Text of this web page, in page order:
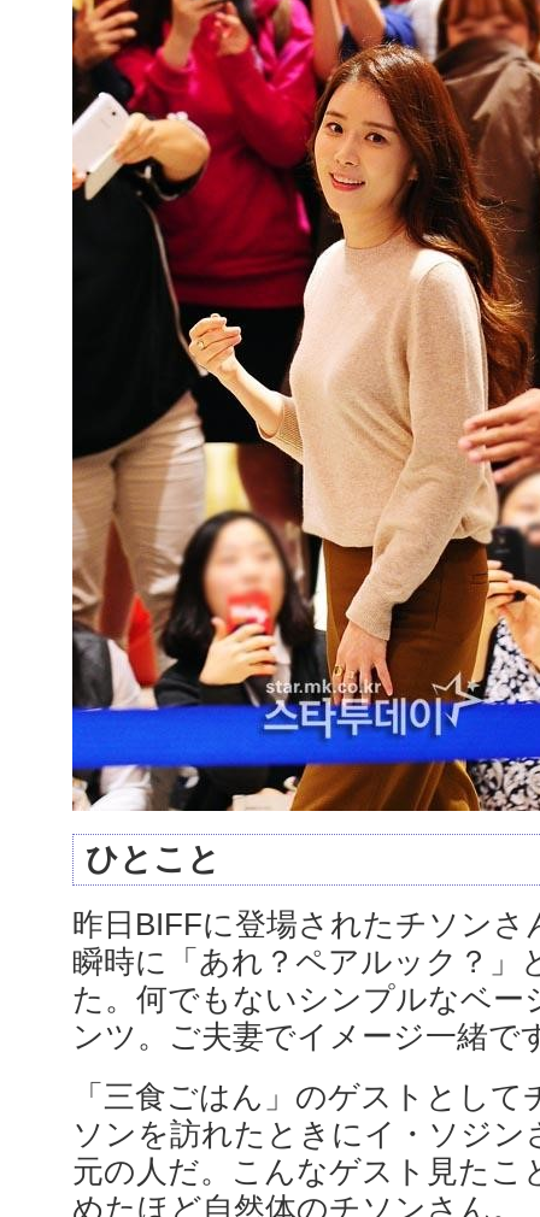
ひとこと
昨日BIFFに登場されたチソンさ
瞬時に「あれ？ペアルック？」
た。何でもないシンプルなベー
ンツ。ご夫妻でイメージ一緒で
「三食ごはん」のゲストとし
ソンを訪れたときにイ・ソジン
元の人だ。こんなゲスト見たこ
めたほど自然体のチソンさん。